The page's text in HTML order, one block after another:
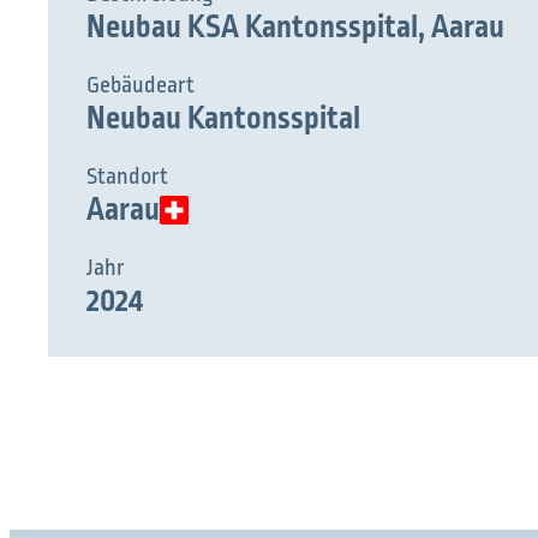
Was möchten Sie
Neubau KSA Kantonsspital, Aarau
Gebäudeart
Neubau Kantonsspital
Standort
Aarau
Jahr
2024